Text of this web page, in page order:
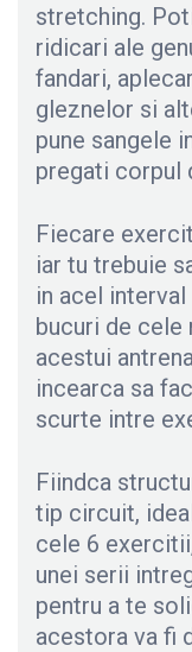
stretching.
ridicari ale
fandari,
gleznelor si
pune sangele
pregati corpul
Fiecare
iar tu trebuie
in acel
bucuri de cele
acestui
incearca sa
scurte intre
Fiindca
tip circuit,
cele 6
unei serii
pentru a te
acestora va fi